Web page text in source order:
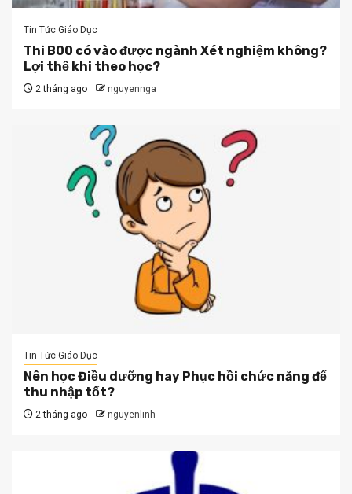
Tin Tức Giáo Dục
Thi B00 có vào được ngành Xét nghiệm không?
Lợi thế khi theo học?
2 tháng ago nguyennga
Tin Tức Giáo Dục
Nên học Điều dưỡng hay Phục hồi chức năng để
thu nhập tốt?
2 tháng ago nguyenlinh